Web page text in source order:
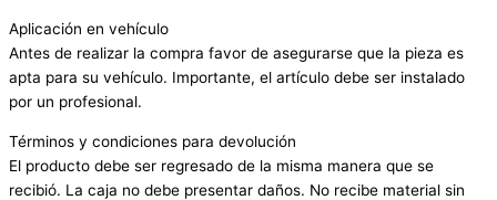
Aplicación en vehículo
Antes de realizar la compra favor de asegurarse que la pieza es
apta para su vehículo. Importante, el artículo debe ser instalado
por un profesional.
Términos y condiciones para devolución
El producto debe ser regresado de la misma manera que se
recibió. La caja no debe presentar daños. No recibe material sin